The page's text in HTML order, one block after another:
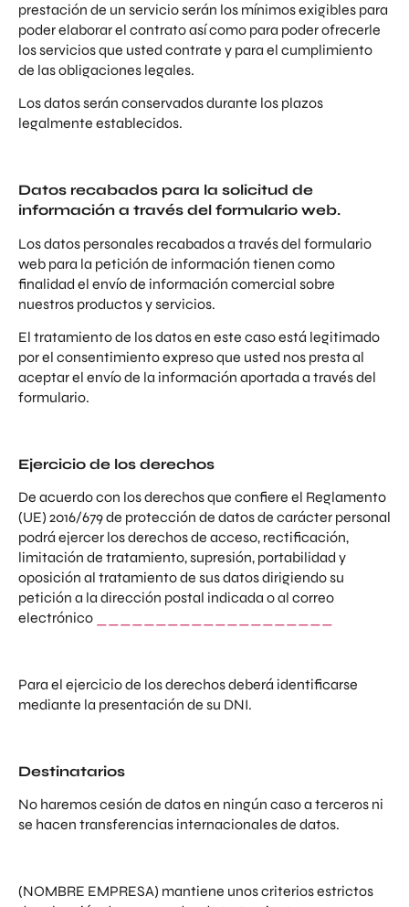
prestación de un servicio serán los mínimos exigibles para
poder elaborar el contrato así como para poder ofrecerle
los servicios que usted contrate y para el cumplimiento
de las obligaciones legales.
Los datos serán conservados durante los plazos
legalmente establecidos.
Datos recabados para la solicitud de
información a través del formulario web.
Los datos personales recabados a través del formulario
web para la petición de información tienen como
finalidad el envío de información comercial sobre
nuestros productos y servicios.
El tratamiento de los datos en este caso está legitimado
por el consentimiento expreso que usted nos presta al
aceptar el envío de la información aportada a través del
formulario.
Ejercicio de los derechos
De acuerdo con los derechos que confiere el Reglamento
(UE) 2016/679 de protección de datos de carácter personal
podrá ejercer los derechos de acceso, rectificación,
limitación de tratamiento, supresión, portabilidad y
oposición al tratamiento de sus datos dirigiendo su
petición a la dirección postal indicada o al correo
electrónico
Para el ejercicio de los derechos deberá identificarse
mediante la presentación de su DNI.
Destinatarios
No haremos cesión de datos en ningún caso a terceros ni
se hacen transferencias internacionales de datos.
(NOMBRE EMPRESA) mantiene unos criterios estrictos